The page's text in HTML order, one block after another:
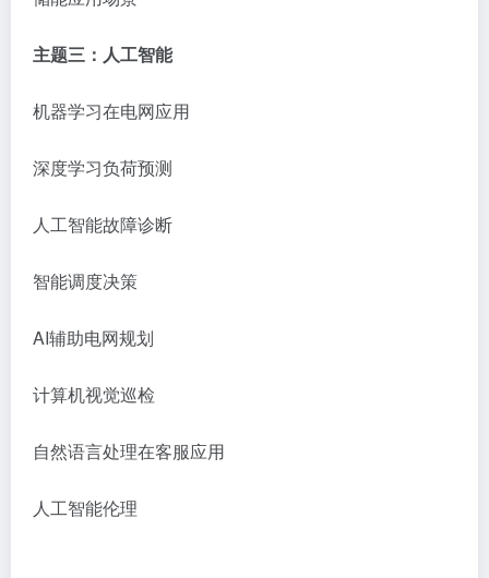
主题三：人工智能
机器学习在电网应用
深度学习负荷预测
人工智能故障诊断
智能调度决策
AI辅助电网规划
计算机视觉巡检
自然语言处理在客服应用
人工智能伦理